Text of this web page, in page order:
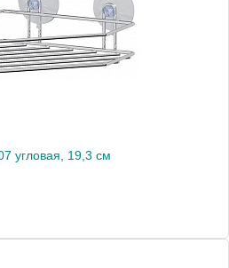
угловая, 19,3 см